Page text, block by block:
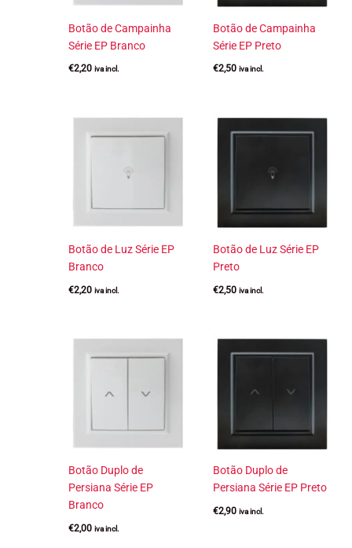
Botão de Campainha
Série EP Branco
€2,20 iva incl.
Botão de Campainha
Série EP Preto
€2,50 iva incl.
Botão de Luz Série EP
Branco
€2,20 iva incl.
Botão de Luz Série EP
Preto
€2,50 iva incl.
Botão Duplo de
Persiana Série EP
Branco
€2,00 iva incl.
Botão Duplo de
Persiana Série EP Preto
€2,90 iva incl.